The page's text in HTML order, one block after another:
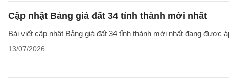
Cập nhật Bảng giá đất 34 tỉnh thành mới nhất
Bài viết cập nhật Bảng giá đất 34 tỉnh thành mới nhất đang được
13/07/2026